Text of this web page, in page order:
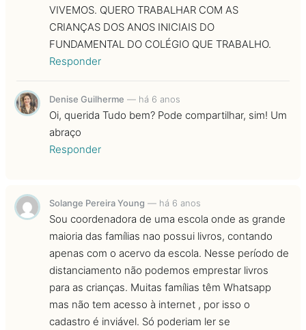
VIVEMOS. QUERO TRABALHAR COM AS
CRIANÇAS DOS ANOS INICIAIS DO
FUNDAMENTAL DO COLÉGIO QUE TRABALHO.
Responder
Denise Guilherme — há 6 anos
Oi, querida Tudo bem? Pode compartilhar, sim! Um
abraço
Responder
Solange Pereira Young — há 6 anos
Sou coordenadora de uma escola onde as grande
maioria das famílias nao possui livros, contando
apenas com o acervo da escola. Nesse período de
distanciamento não podemos emprestar livros
para as crianças. Muitas famílias têm Whatsapp
mas não tem acesso à internet , por isso o
cadastro é inviável. Só poderiam ler se